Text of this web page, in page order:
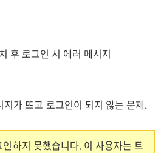
후 로그인 시 에러 메시지
지가 뜨고 로그인이 되지 않는 문제.
하지 못했습니다. 이 사용자는 트